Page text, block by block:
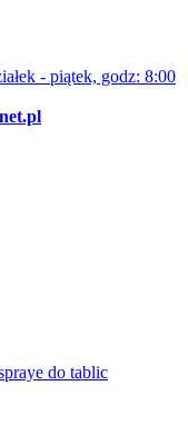
- piątek, godz: 8:00
do tablic